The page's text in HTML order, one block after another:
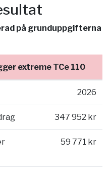
på grunduppgifterna
extreme TCe 110
2026
347 952 kr
59 771 kr